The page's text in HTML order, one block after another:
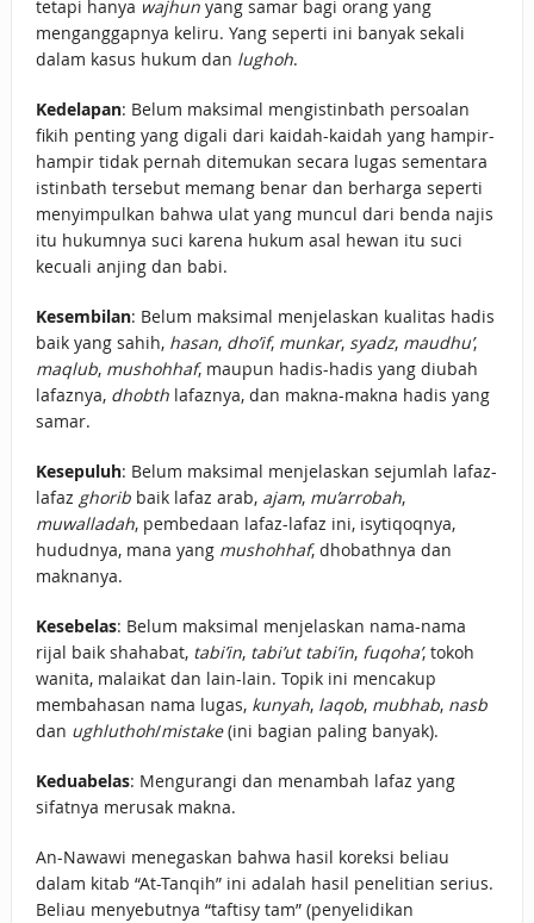
tetapi hanya wajhunyang samar bagi orang yang
menganggapnya keliru. Yang seperti ini banyak sekali
dalam kasus hukum dan lughoh.
Kedelapan: Belum maksimal mengistinbath persoalan
fikih penting yang digali dari kaidah-kaidah yang hampir-
hampir tidak pernah ditemukan secara lugas sementara
istinbath tersebut memang benar dan berharga seperti
menyimpulkan bahwa ulat yang muncul dari benda najis
itu hukumnya suci karena hukum asal hewan itu suci
kecuali anjing dan babi.
Kesembilan: Belum maksimal menjelaskan kualitas hadis
baik yang sahih, hasan, dho’if, munkar, syadz, maudhu’,
maqlub, mushohhaf, maupun hadis-hadis yang diubah
lafaznya, dhobthlafaznya, dan makna-makna hadis yang
samar.
Kesepuluh: Belum maksimal menjelaskan sejumlah lafaz-
lafaz ghoribbaik lafaz arab, ajam, mu’arrobah,
muwalladah, pembedaan lafaz-lafaz ini, isytiqoqnya,
hududnya, mana yang mushohhaf, dhobathnya dan
maknanya.
Kesebelas: Belum maksimal menjelaskan nama-nama
rijal baik shahabat, tabi’in, tabi’ut tabi’in, fuqoha’, tokoh
wanita, malaikat dan lain-lain. Topik ini mencakup
membahasan nama lugas, kunyah, laqob, mubhab, nasb
dan ughluthoh/mistake(ini bagian paling banyak).
Keduabelas: Mengurangi dan menambah lafaz yang
sifatnya merusak makna.
An-Nawawi menegaskan bahwa hasil koreksi beliau
dalam kitab “At-Tanqih” ini adalah hasil penelitian serius.
Beliau menyebutnya “taftisy tam” (penyelidikan